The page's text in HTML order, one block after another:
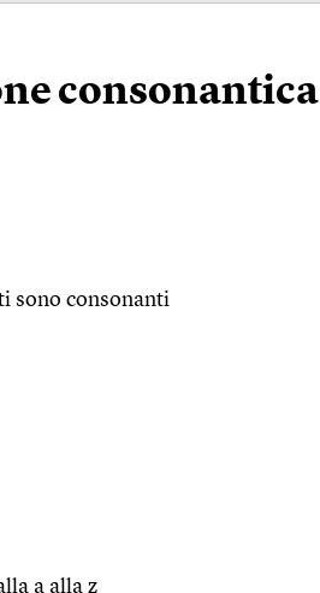
consonantica
sono consonanti
a alla z